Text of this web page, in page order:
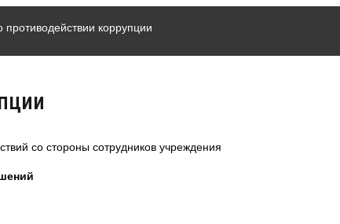
коррупции
со стороны сотрудников учреждения